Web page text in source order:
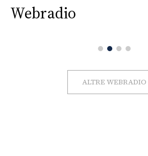
Webradio
ALTRE WEBRADIO